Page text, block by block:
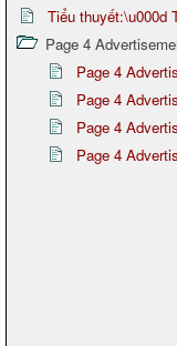
Tiểu thuyết:\u000d
Page 4
Page 4
Page 4
Page 4
Page 4